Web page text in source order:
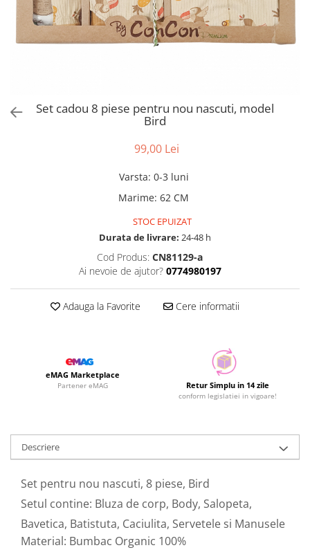
Set cadou 8 piese pentru nou nascuti, model
Bird
99,00 Lei
Varsta: 0-3 luni
Marime: 62 CM
STOC EPUIZAT
Durata de livrare: 24-48 h
Cod Produs: CN81129-a
Ai nevoie de ajutor? 0774980197
Adauga la Favorite Cere informatii
eMAG Marketplace
Partener eMAG Retur Simplu in 14 zile
conform legislatiei in vigoare!
Descriere
Set pentru nou nascuti, 8 piese, Bird
Setul contine: Bluza de corp, Body, Salopeta,
Bavetica, Batistuta, Caciulita, Servetele si Manusele
Material: Bumbac Organic 100%